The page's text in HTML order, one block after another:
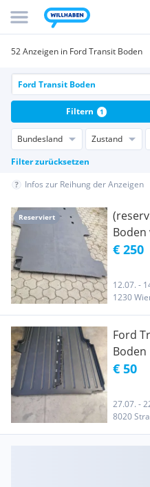
52 Anzeigen in Ford Transit Boden
Bundesland Zustand
Filter zurücksetzen
Filtern 1
Infos zur Reihung der Anzeigen
Reserviert
Boden
Transit
€ 250
12.07. -
1230
Ford
Boden
€ 50
27.07. -
8020